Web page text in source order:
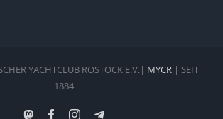
YACHTCLUB ROSTOCK E.V.| MYCR | SEIT
1884
MastodonFacebookInstagramTelegram